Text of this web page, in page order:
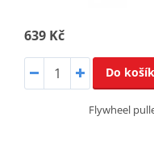
639 Kč
Do
Flywheel